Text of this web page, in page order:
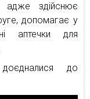
адже здійснює
допомагає у
аптечки для
до